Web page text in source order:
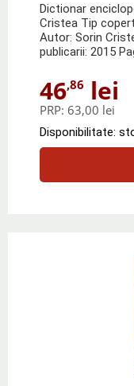
Dictionar
Cristea Tip
Autor: Sorin
publicarii: 2015
46,86 lei
PRP: 63,00 lei
Disponibilitate: